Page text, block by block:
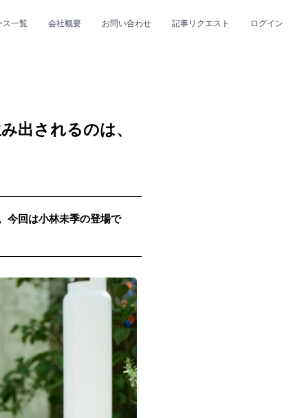
ス一覧 会社概要 お問い合わせ 記事リクエスト ログイン
#R&B/ソウル
出されるのは、
今回は小林未季の登場で